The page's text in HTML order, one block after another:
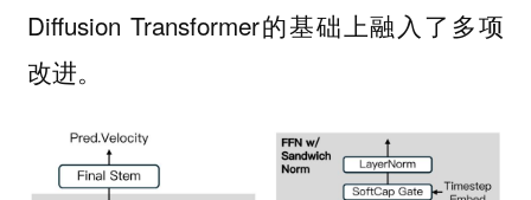
Diffusion Transformer的基础上融入了多项
改进。